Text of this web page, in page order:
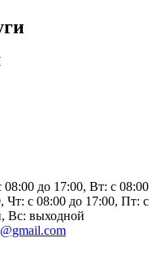
до 17:00, Вт: с 08:00
Чт: с 08:00 до 17:00, Пт: с
Вс: выходной